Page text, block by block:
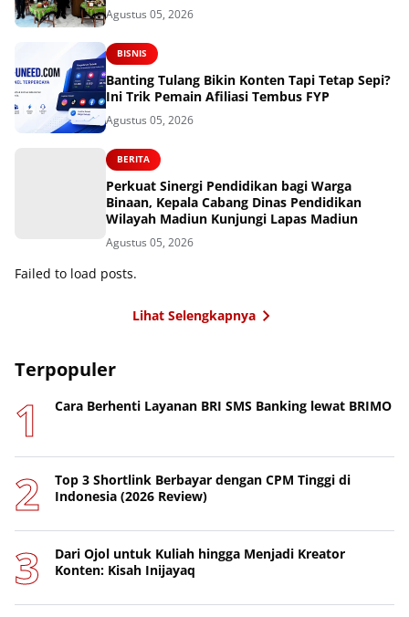
Agustus 05, 2026
BISNIS
Banting Tulang Bikin Konten Tapi Tetap Sepi?
Ini Trik Pemain Afiliasi Tembus FYP
Agustus 05, 2026
BERITA
Perkuat Sinergi Pendidikan bagi Warga
Binaan, Kepala Cabang Dinas Pendidikan
Wilayah Madiun Kunjungi Lapas Madiun
Agustus 05, 2026
Failed to load posts.
Lihat Selengkapnya
Terpopuler
Cara Berhenti Layanan BRI SMS Banking lewat BRIMO
Top 3 Shortlink Berbayar dengan CPM Tinggi di
Indonesia (2026 Review)
Dari Ojol untuk Kuliah hingga Menjadi Kreator
Konten: Kisah Inijayaq